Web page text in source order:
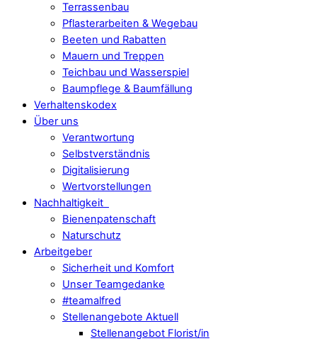
Terrassenbau
Pflasterarbeiten & Wegebau
Beeten und Rabatten
Mauern und Treppen
Teichbau und Wasserspiel
Baumpflege & Baumfällung
Verhaltenskodex
Über uns
Verantwortung
Selbstverständnis
Digitalisierung
Wertvorstellungen
Nachhaltigkeit
Bienenpatenschaft
Naturschutz
Arbeitgeber
Sicherheit und Komfort
Unser Teamgedanke
#teamalfred
Stellenangebote Aktuell
Stellenangebot Florist/in